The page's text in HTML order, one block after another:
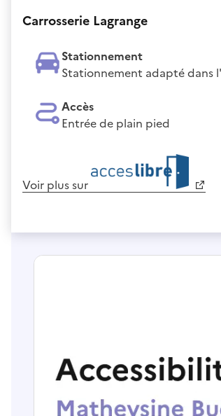
Carrosserie Lagrange
Stationnement
Stationnement adapté dans
Accès
Entrée de plain pied
Voir plus sur